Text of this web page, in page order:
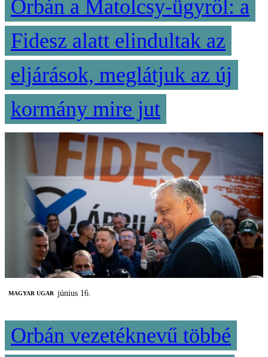
Orbán a Matolcsy-ügyről: a
Fidesz alatt elindultak az
eljárások, meglátjuk az új
kormány mire jut
MAGYAR UGAR június 16.
Orbán vezetéknevű többé